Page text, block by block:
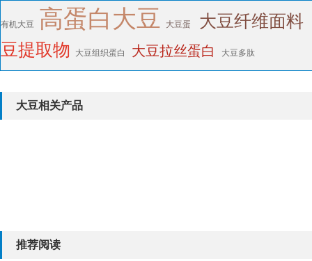
有机大豆 高蛋白大豆 大豆蛋
大豆纤维面料
豆提取物
大豆组织蛋白 大豆拉丝蛋白 大豆多肽
大豆相关产品
推荐阅读